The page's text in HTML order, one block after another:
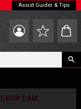
Assist Guider & Tips
Favoriter
DAM